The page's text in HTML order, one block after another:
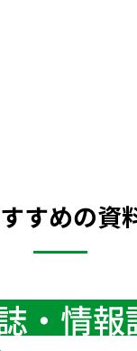
すめの資
・情報